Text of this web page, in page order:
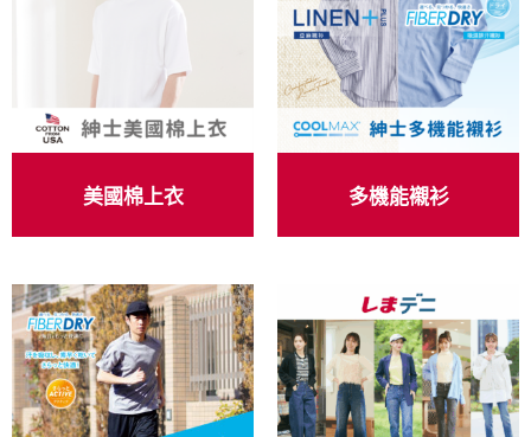
美國棉上衣 多機能襯衫